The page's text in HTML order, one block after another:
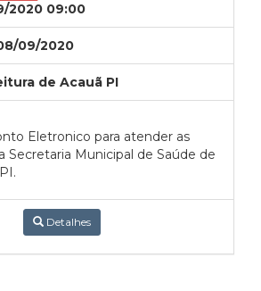
2020 09:00
09/2020
de Acauã PI
Eletronico para atender as
Secretaria Municipal de Saúde de
Detalhes